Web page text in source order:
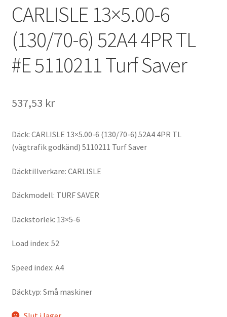
CARLISLE 13×5.00-6
(130/70-6) 52A4 4PR TL
#E 5110211 Turf Saver
537,53 kr
Däck: CARLISLE 13×5.00-6 (130/70-6) 52A4 4PR TL
(vägtrafik godkänd) 5110211 Turf Saver
Däcktillverkare: CARLISLE
Däckmodell: TURF SAVER
Däckstorlek: 13×5-6
Load index: 52
Speed index: A4
Däcktyp: Små maskiner